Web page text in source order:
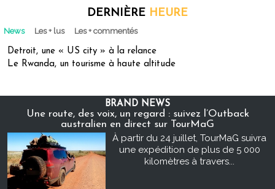
DERNIÈRE HEURE
News Les + lus Les + commentés
Detroit, une « US city » à la relance
Le Rwanda, un tourisme à haute altitude
BRAND NEWS
Une route, des voix, un regard : suivez l’Outback
australien en direct sur TourMaG
À partir du 24 juillet, TourMaG suivra
une expédition de plus de 5 000
kilomètres à travers...